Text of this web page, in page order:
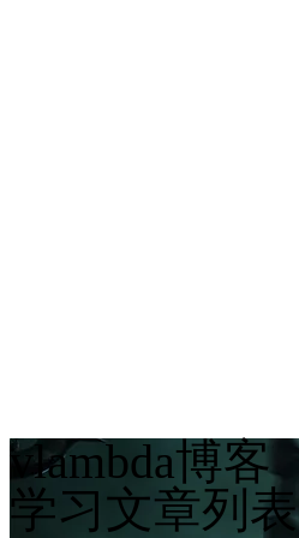
vlambda博客
学习文章列表